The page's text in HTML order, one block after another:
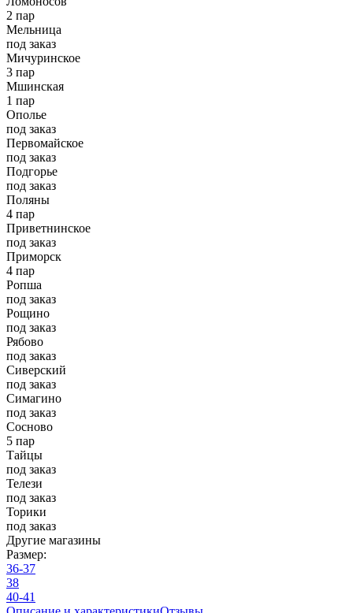
2 пар
Мельница
под заказ
Мичуринское
3 пар
Мшинская
1 пар
Ополье
под заказ
Первомайское
под заказ
Подгорье
под заказ
Поляны
4 пар
Приветнинское
под заказ
Приморск
4 пар
Ропша
под заказ
Рощино
под заказ
Рябово
под заказ
Сиверский
под заказ
Симагино
под заказ
Сосново
5 пар
Тайцы
под заказ
Телези
под заказ
Торики
под заказ
Другие магазины
Размер:
36-37
38
40-41